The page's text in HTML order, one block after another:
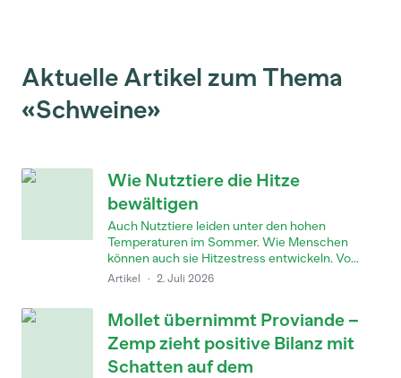
Aktuelle Artikel zum Thema
«Schweine»
Wie Nutztiere die Hitze
bewältigen
Auch Nutztiere leiden unter den hohen
Temperaturen im Sommer. Wie Menschen
können auch sie Hitzestress entwickeln. Vo...
Artikel · 2. Juli 2026
Mollet übernimmt Proviande –
Zemp zieht positive Bilanz mit
Schatten auf dem